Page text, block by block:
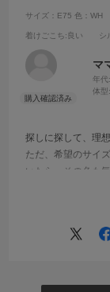
サイズ：E75 色：WH
着けごこち:良い シ
マ
年代
体型:
探しに探して、理
ただ、希望のサイ
いたら、その色も
これから同じシリ